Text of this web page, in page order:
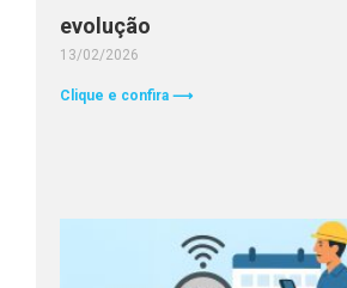
evolução
13/02/2026
Clique e confira ⟶